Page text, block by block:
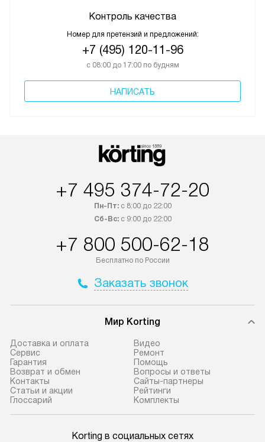
Контроль качества
Номер для претензий и предложений:
+7 (495) 120-11-96
с 08:00 до 17:00 по будням
НАПИСАТЬ
+7 495 374-72-20
Пн-Пт:с 8:00 до 22:00
Сб-Вс:с 9:00 до 22:00
+7 800 500-62-18
Бесплатно по России
Заказать звонок
Мир Korting
Доставка и оплата
Сервис
Гарантия
Возврат и обмен
Контакты
Статьи и акции
Глоссарий
Видео
Ремонт
Помощь
Вопросы и ответы
Сайты-партнеры
Рейтинги
Комплекты
Korting в социальных сетях